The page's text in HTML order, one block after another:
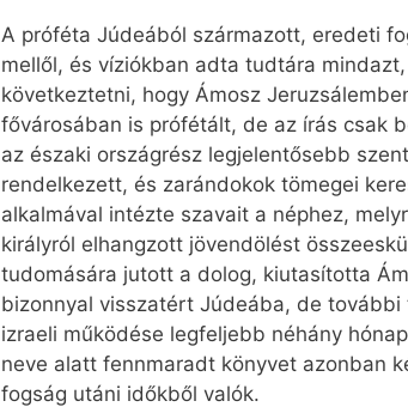
A próféta Júdeából származott, eredeti
mellől, és víziókban adta tudtára
következtetni, hogy Ámosz
fővárosában is prófétált, de az írás csak
az északi országrész legjelentősebb
rendelkezett, és zarándokok tömegei
alkalmával intézte szavait a néphez,
királyról elhangzott jövendölést
tudomására jutott a dolog, kiutasította
bizonnyal visszatért Júdeába, de
izraeli működése legfeljebb néhány
neve alatt fennmaradt könyvet azonban
fogság utáni időkből valók.